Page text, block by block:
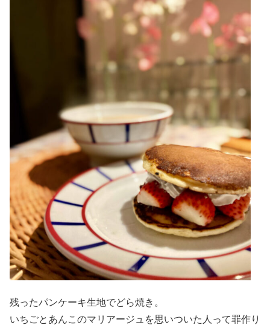
残ったパンケーキ生地でどら焼き。
いちごとあんこのマリアージュを思いついた人って罪作り